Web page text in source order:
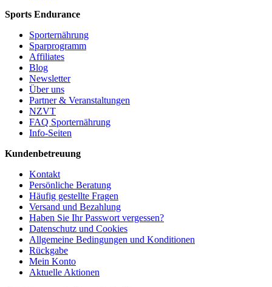
Sports Endurance
Sporternährung
Sparprogramm
Affiliates
Blog
Newsletter
Über uns
Partner & Veranstaltungen
NZVT
FAQ Sporternährung
Info-Seiten
Kundenbetreuung
Kontakt
Persönliche Beratung
Häufig gestellte Fragen
Versand und Bezahlung
Haben Sie Ihr Passwort vergessen?
Datenschutz und Cookies
Allgemeine Bedingungen und Konditionen
Rückgabe
Mein Konto
Aktuelle Aktionen